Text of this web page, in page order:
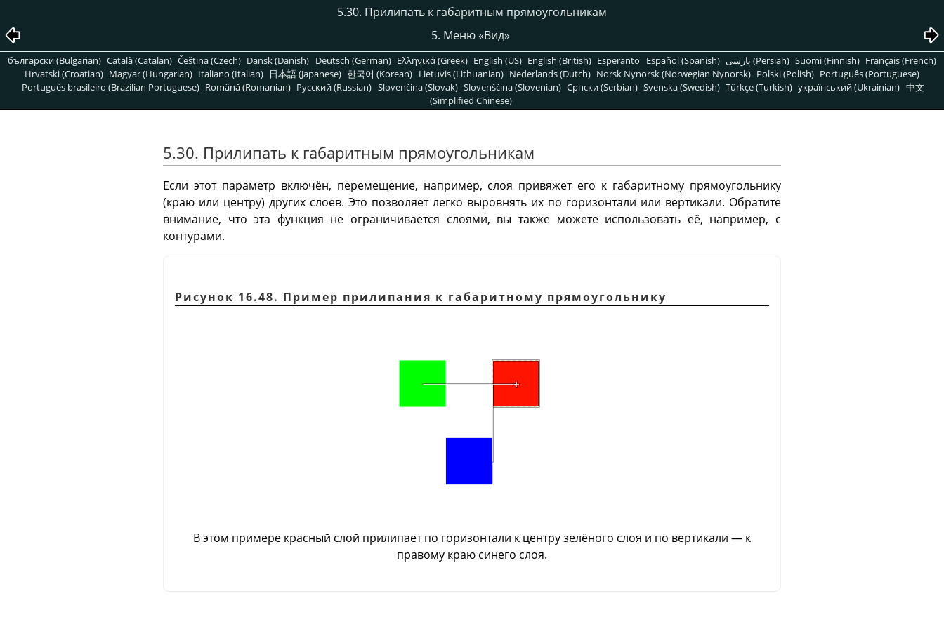
5.30. Прилипать к габаритным прямоугольникам
5. Меню «Вид»
български (Bulgarian) Català (Catalan) Čeština (Czech) Dansk (Danish) Deutsch (German) Ελληνικά (Greek) English (US) English (British) Esperanto Español (Spanish) پارسی (Persian) Suomi (Finnish) Français (French)
Hrvatski (Croatian) Magyar (Hungarian) Italiano (Italian) 日本語 (Japanese) 한국어 (Korean) Lietuvis (Lithuanian) Nederlands (Dutch) Norsk Nynorsk (Norwegian Nynorsk) Polski (Polish) Português (Portuguese)
Português brasileiro (Brazilian Portuguese) Română (Romanian) Pусский (Russian) Slovenčina (Slovak) Slovenščina (Slovenian) Српски (Serbian) Svenska (Swedish) Türkçe (Turkish) український (Ukrainian) 中文
(Simplified Chinese)
5.30. Прилипать к габаритным прямоугольникам
Если этот параметр включён, перемещение, например, слоя привяжет его к габаритному прямоугольнику
(краю или центру) других слоев. Это позволяет легко выровнять их по горизонтали или вертикали. Обратите
внимание, что эта функция не ограничивается слоями, вы также можете использовать её, например, с
контурами.
Рисунок 16.48. Пример прилипания к габаритному прямоугольнику
В этом примере красный слой прилипает по горизонтали к центру зелёного слоя и по вертикали — к
правому краю синего слоя.